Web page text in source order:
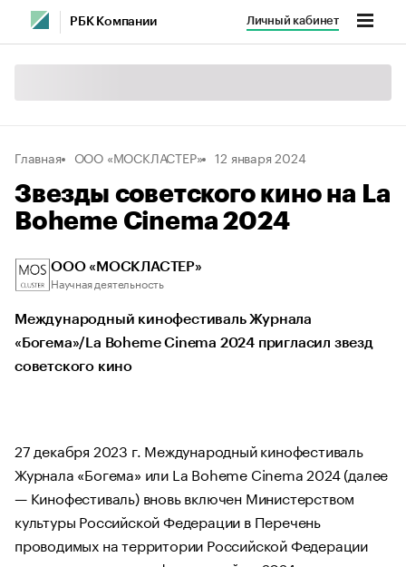
РБК Компании Личный кабинет
Главная ООО «МОСКЛАСТЕР» 12 января 2024
Звезды советского кино на La
Boheme Cinema 2024
ООО «МОСКЛАСТЕР»
Научная деятельность
Международный кинофестиваль Журнала
«Богема»/La Boheme Cinema 2024 пригласил звезд
советского кино
27 декабря 2023 г. Международный кинофестиваль
Журнала «Богема» или La Boheme Cinema 2024 (далее
— Кинофестиваль) вновь включен Министерством
культуры Российской Федерации в Перечень
проводимых на территории Российской Федерации